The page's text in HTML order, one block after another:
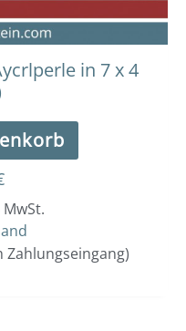
in 7 x 4
Zahlungseingang)